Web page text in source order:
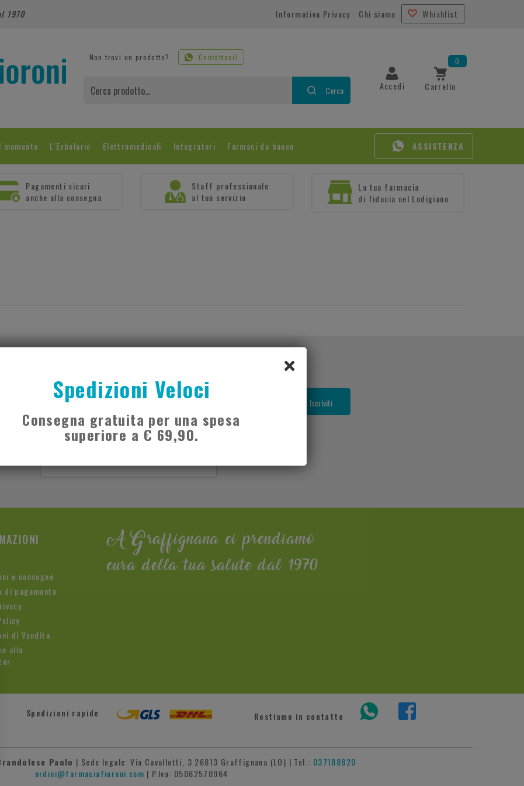
1970 Informativa Privacy Chi siamo Whishlist
Non trovi un prodotto? Contattaci!
Cerca Accedi Carrello
0
L'Erbolario Elettromedicali Integratori Farmaci da banco ASSISTENZA
Pagamenti sicuri
anche alla consegna
Staff professionale
al tuo servizio
La tua farmacia
di fiducia nel Lodigiano
Spedizioni Veloci
Consegna gratuita per una spesa
superiore a € 69,90.
A Graffignana ci prendiamo
cura della tua salute dal 1970
e consegne
di pagamento
di Vendita
alla
Spedizioni rapide Restiamo in contatto
Paolo | Sede legale: Via Cavallotti, 3 26813 Graffignana (LO) | Tel.: 037188820
ordini@farmaciafioroni.com | P.Iva: 05062570964